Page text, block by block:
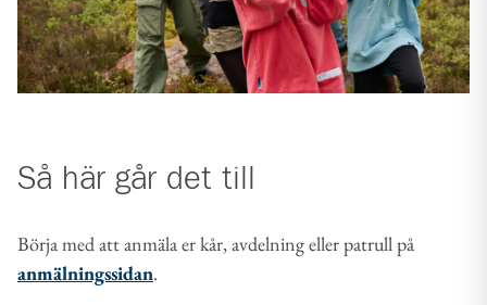
Så här går det till
Börja med att anmäla er kår, avdelning eller patrull på
anmälningssidan.